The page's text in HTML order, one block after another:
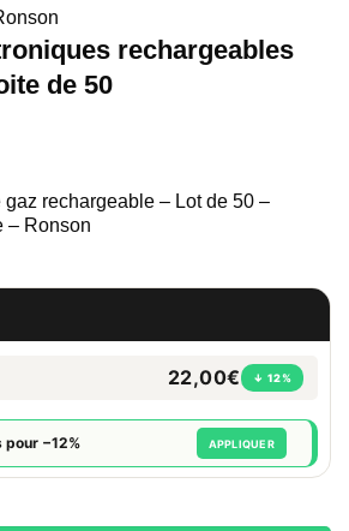
rechargeables
de 50
rechargeable – Lot de 50 –
– Ronson
22,00€ ↓ 12%
pour −12% APPLIQUER
rechargeables RONSON -